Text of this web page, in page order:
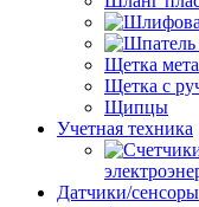
Щетка
Щетка с
Щипцы
Учетная техника
Датчики/сенсоры